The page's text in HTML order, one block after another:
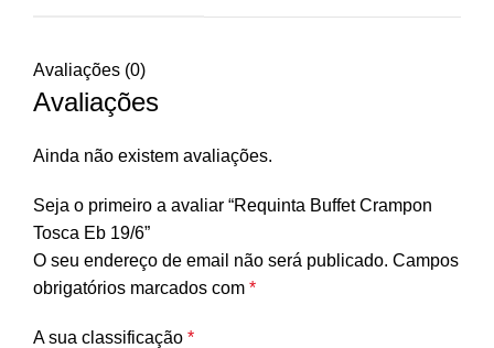
Avaliações (0)
Avaliações
Ainda não existem avaliações.
Seja o primeiro a avaliar “Requinta Buffet Crampon
Tosca Eb 19/6”
O seu endereço de email não será publicado. Campos
obrigatórios marcados com *
A sua classificação *